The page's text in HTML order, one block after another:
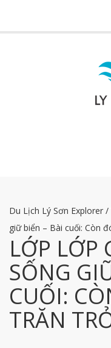
Du Lịch Lý Sơn Explorer /
giữ biển – Bài cuối: Còn
LỚP LỚP
SỐNG
CUỐI:
TRĂN